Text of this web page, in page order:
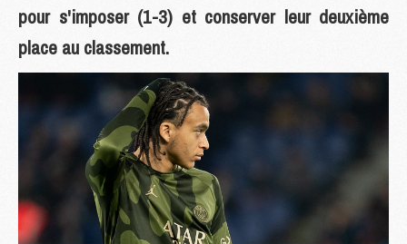
pour s'imposer (1-3) et conserver leur deuxième
place au classement.